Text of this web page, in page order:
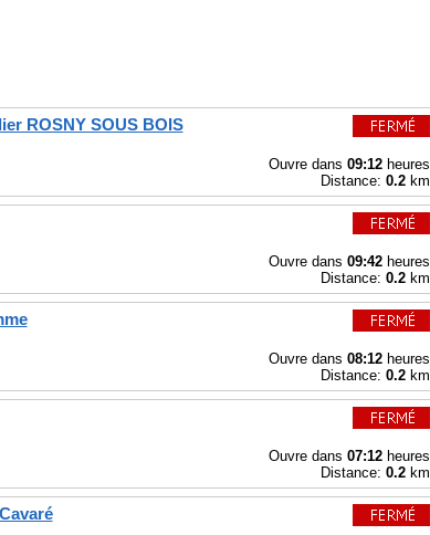
ROSNY SOUS BOIS
Ouvre dans 09:12heures
Distance: 0.2km
Ouvre dans 09:42heures
Distance: 0.2km
Ouvre dans 08:12heures
Distance: 0.2km
Ouvre dans 07:12heures
Distance: 0.2km